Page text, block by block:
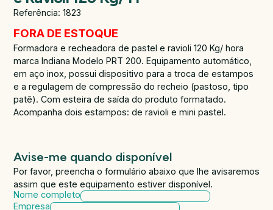
Referência: 1823
FORA DE ESTOQUE
Formadora e recheadora de pastel e ravioli 120 Kg/ hora
marca Indiana Modelo PRT 200. Equipamento automático,
em aço inox, possui dispositivo para a troca de estampos
e a regulagem de compressão do recheio (pastoso, tipo
patê). Com esteira de saída do produto formatado.
Acompanha dois estampos: de ravioli e mini pastel.
Avise-me quando disponível
Por favor, preencha o formulário abaixo que lhe avisaremos
assim que este equipamento estiver disponível.
Nome completo
Empresa